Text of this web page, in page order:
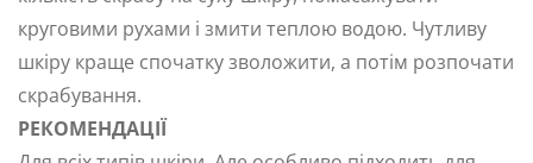
круговими рухами і змити теплою водою. Чутливу
шкіру краще спочатку зволожити, а потім розпочати
скрабування.
РЕКОМЕНДАЦІЇ